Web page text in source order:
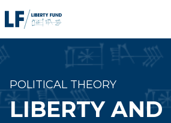
to
POLITICAL THEORY
LIBERTY AND